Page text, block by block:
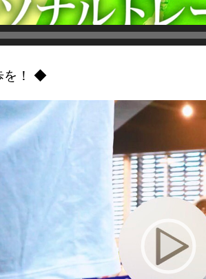
を！ ◆